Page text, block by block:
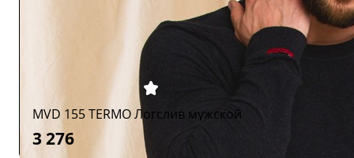
MVD 155 TERMO Логслив мужской
3 276